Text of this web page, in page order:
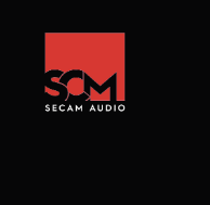
content